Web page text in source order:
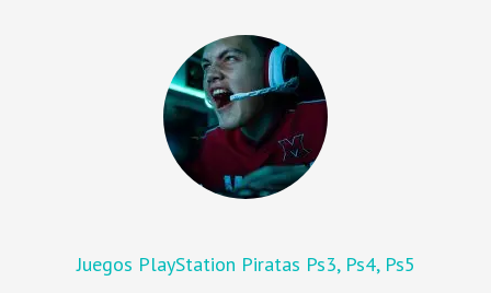
Juegos PlayStation Piratas Ps3, Ps4, Ps5